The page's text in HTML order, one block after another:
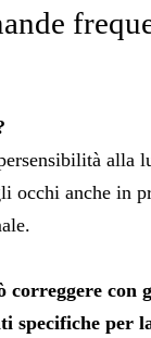
alla
occhi anche in
correggere con
specifiche per